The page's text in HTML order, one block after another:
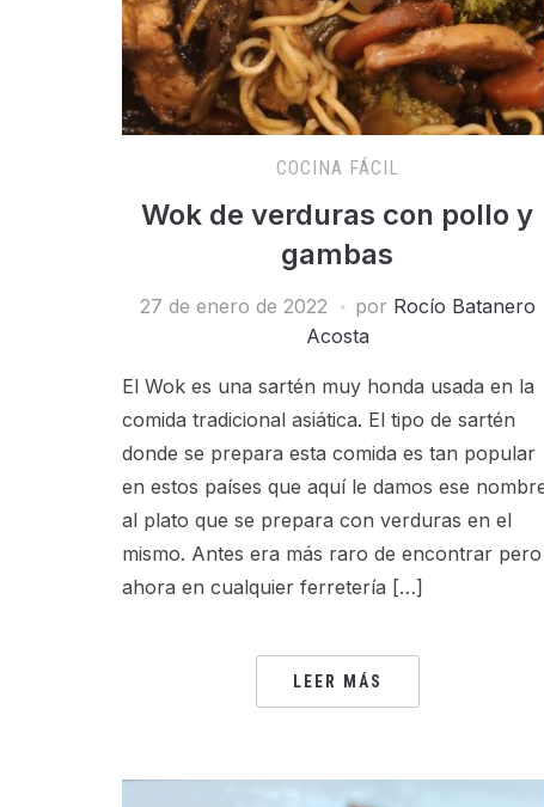
COCINA FÁCIL
Wok de verduras con pollo y
gambas
27 de enero de 2022 por Rocío Batanero
Acosta
El Wok es una sartén muy honda usada en la
comida tradicional asiática. El tipo de sartén
donde se prepara esta comida es tan popular
en estos países que aquí le damos ese
al plato que se prepara con verduras en el
mismo. Antes era más raro de encontrar pero
ahora en cualquier ferretería […]
LEER MÁS